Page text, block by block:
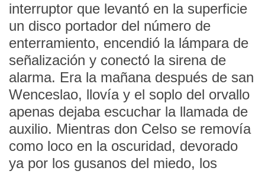
interruptor que levantó en la superficie
un disco portador del número de
enterramiento, encendió la lámpara de
señalización y conectó la sirena de
alarma. Era la mañana después de san
Wenceslao, llovía y el soplo del orvallo
apenas dejaba escuchar la llamada de
auxilio. Mientras don Celso se removía
como loco en la oscuridad, devorado
ya por los gusanos del miedo, los